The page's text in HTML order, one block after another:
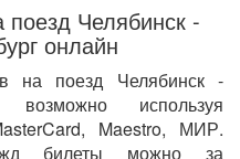
поезд Челябинск -
онлайн
на поезд Челябинск -
возможно используя
Maestro, МИР.
билеты можно за